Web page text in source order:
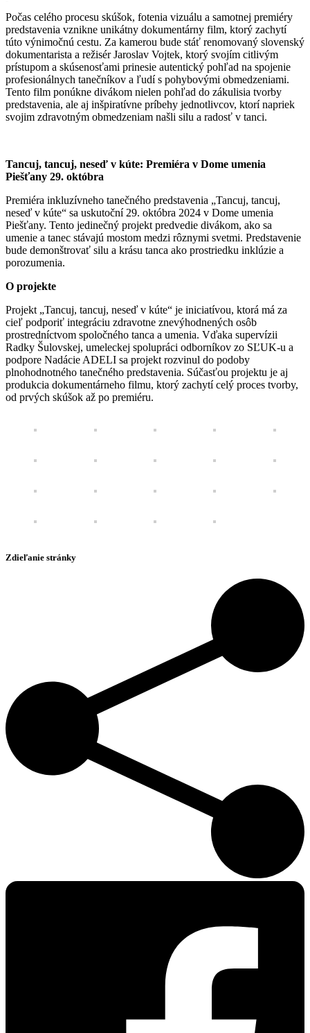
Počas celého procesu skúšok, fotenia vizuálu a samotnej premiéry
predstavenia vznikne unikátny dokumentárny film, ktorý zachytí
túto výnimočnú cestu. Za kamerou bude stáť renomovaný slovenský
dokumentarista a režisér Jaroslav Vojtek, ktorý svojím citlivým
prístupom a skúsenosťami prinesie autentický pohľad na spojenie
profesionálnych tanečníkov a ľudí s pohybovými obmedzeniami.
Tento film ponúkne divákom nielen pohľad do zákulisia tvorby
predstavenia, ale aj inšpiratívne príbehy jednotlivcov, ktorí napriek
svojim zdravotným obmedzeniam našli silu a radosť v tanci.
Tancuj, tancuj, neseď v kúte: Premiéra v Dome umenia
Piešťany 29. októbra
Premiéra inkluzívneho tanečného predstavenia „Tancuj, tancuj,
neseď v kúte“ sa uskutoční 29. októbra 2024 v Dome umenia
Piešťany. Tento jedinečný projekt predvedie divákom, ako sa
umenie a tanec stávajú mostom medzi rôznymi svetmi. Predstavenie
bude demonštrovať silu a krásu tanca ako prostriedku inklúzie a
porozumenia.
O projekte
Projekt „Tancuj, tancuj, neseď v kúte“ je iniciatívou, ktorá má za
cieľ podporiť integráciu zdravotne znevýhodnených osôb
prostredníctvom spoločného tanca a umenia. Vďaka supervízii
Radky Šulovskej, umeleckej spolupráci odborníkov zo SĽUK-u a
podpore Nadácie ADELI sa projekt rozvinul do podoby
plnohodnotného tanečného predstavenia. Súčasťou projektu je aj
produkcia dokumentárneho filmu, ktorý zachytí celý proces tvorby,
od prvých skúšok až po premiéru.
Zdieľanie stránky